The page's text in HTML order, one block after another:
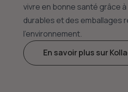
vivre en bonne santé grâce
durables et des emballages
l'environnement.
En savoir plus sur